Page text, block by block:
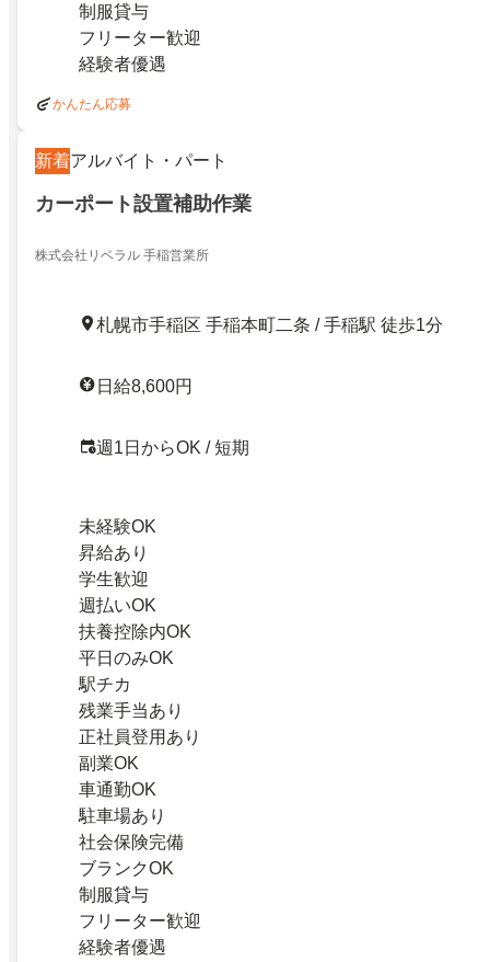
制服貸与
フリーター歓迎
経験者優遇
かんたん応募
新着アルバイト・パート
カーポート設置補助作業
株式会社リベラル 手稲営業所
札幌市手稲区 手稲本町二条 / 手稲駅 徒歩1分
日給8,600円
週1日からOK / 短期
未経験OK
昇給あり
学生歓迎
週払いOK
扶養控除内OK
平日のみOK
駅チカ
残業手当あり
正社員登用あり
副業OK
車通勤OK
駐車場あり
社会保険完備
ブランクOK
制服貸与
フリーター歓迎
経験者優遇